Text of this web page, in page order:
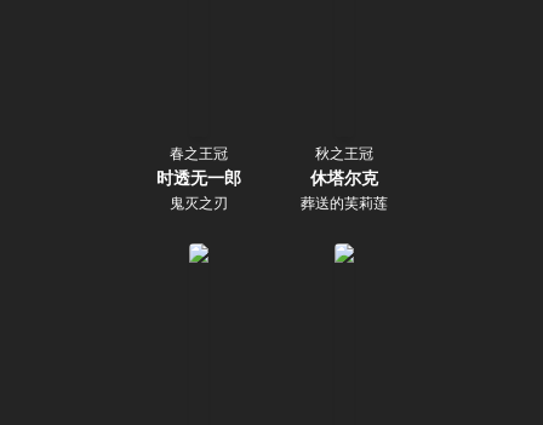
春之王冠
时透无一郎
鬼灭之刃
秋之王冠
休塔尔克
葬送的芙莉莲